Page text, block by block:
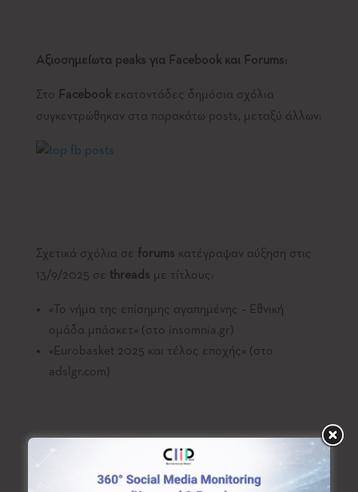
Αξιοσημείωτα peaks για Facebookκαι Forums:
Στο Facebookεκατοντάδες δημόσια σχόλια
συγκεντρώθηκαν στα παρακάτω posts, μεταξύ άλλων:
Σχετικά σχόλια σε forums κατέγραψαν αύξηση στις
13/9/2025 σε threads με τίτλους:
«Το νήμα της επίσημης αγαπημένης – Εθνική
ομάδα μπάσκετ» (στο insomnia.gr)
«Eurobasket 2025 και τέλος εποχής» (στο
adslgr.com)
Χώρες & Πρωταγωνιστές